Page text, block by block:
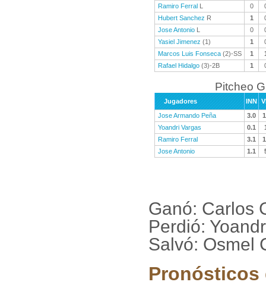
Ramiro Ferral L 0
Hubert Sanchez R 1
Jose Antonio L 0
Yasiel Jimenez (1) 1
Marcos Luis Fonseca (2)-SS 1
Rafael Hidalgo (3)-2B 1
Pitcheo
Jugadores INN
Jose Armando Peña
3.0
Yoandri Vargas
0.1
Ramiro Ferral
3.1
Jose Antonio
1.1
Ganó: Carlos
Perdió:
Salvó: Osmel
Pronósticos